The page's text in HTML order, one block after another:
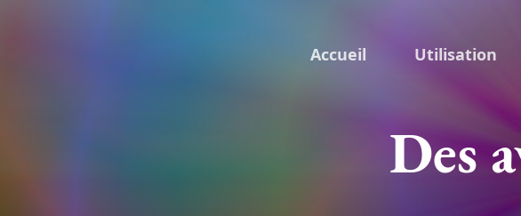
Accueil Utilisation
Des